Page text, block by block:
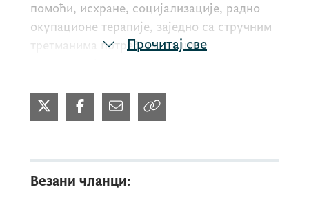
помоћи, исхране, социјализације, радно
окупационе терапије, заједно са стручним
третманима потребним за што
инвалидитетом и Катарина Паљај
Прочитај све
Везани чланци: